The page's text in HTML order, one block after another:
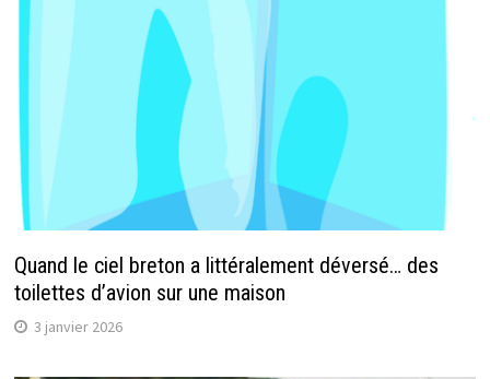
Quand le ciel breton a littéralement déversé… des
toilettes d’avion sur une maison
3 janvier 2026